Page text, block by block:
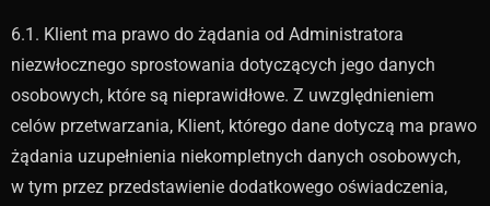
6.1. Klient ma prawo do żądania od Administratora
niezwłocznego sprostowania dotyczących jego danych
osobowych, które są nieprawidłowe. Z uwzględnieniem
celów przetwarzania, Klient, którego dane dotyczą ma prawo
żądania uzupełnienia niekompletnych danych osobowych,
w tym przez przedstawienie dodatkowego oświadczenia,